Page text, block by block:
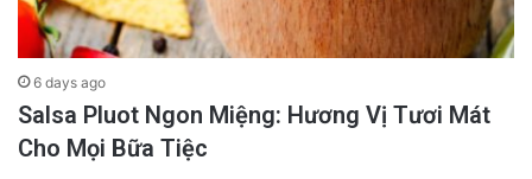
6 days ago
Salsa Pluot Ngon Miệng: Hương Vị Tươi Mát
Cho Mọi Bữa Tiệc